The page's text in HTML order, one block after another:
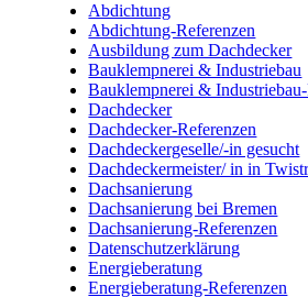
Abdichtung
Abdichtung-Referenzen
Ausbildung zum Dachdecker
Bauklempnerei & Industriebau
Bauklempnerei &
Dachdecker
Dachdecker-Referenzen
Dachdeckergeselle/-in gesucht
Dachdeckermeister/ in in
Dachsanierung
Dachsanierung bei Bremen
Dachsanierung-Referenzen
Datenschutzerklärung
Energieberatung
Energieberatung-Referenzen